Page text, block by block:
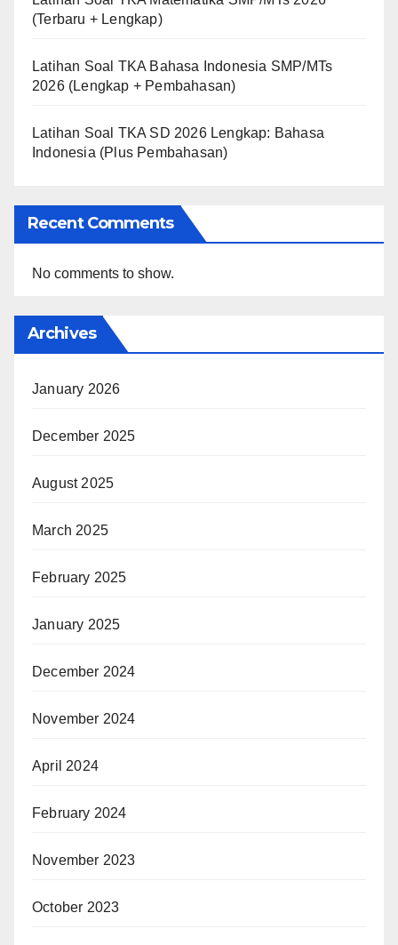
(Terbaru + Lengkap)
Latihan Soal TKA Bahasa Indonesia SMP/MTs
2026 (Lengkap + Pembahasan)
Latihan Soal TKA SD 2026 Lengkap: Bahasa
Indonesia (Plus Pembahasan)
Recent Comments
No comments to show.
Archives
January 2026
December 2025
August 2025
March 2025
February 2025
January 2025
December 2024
November 2024
April 2024
February 2024
November 2023
October 2023